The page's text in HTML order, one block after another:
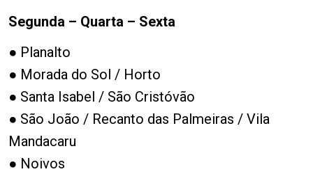
Segunda – Quarta – Sexta
● Planalto
● Morada do Sol / Horto
● Santa Isabel / São Cristóvão
● São João / Recanto das Palmeiras / Vila
Mandacaru
● Noivos